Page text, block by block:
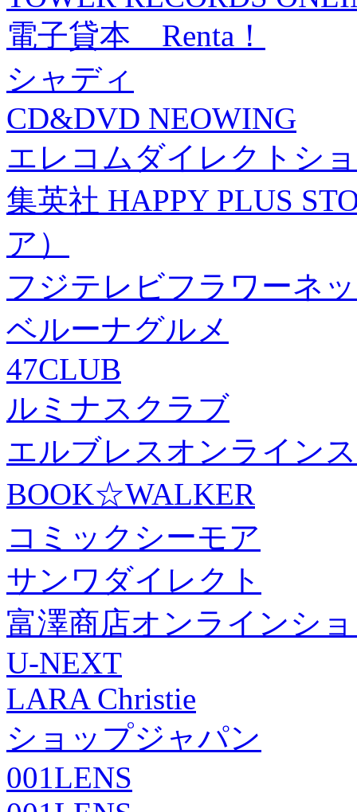
電子貸本 Renta！
シャディ
CD&DVD NEOWING
エレコムダイレクトシ
集英社 HAPPY PLUS
ア）
フジテレビフラワーネ
ベルーナグルメ
47CLUB
ルミナスクラブ
エルブレスオンライン
BOOK☆WALKER
コミックシーモア
サンワダイレクト
富澤商店オンラインシ
U-NEXT
LARA Christie
ショップジャパン
001LENS